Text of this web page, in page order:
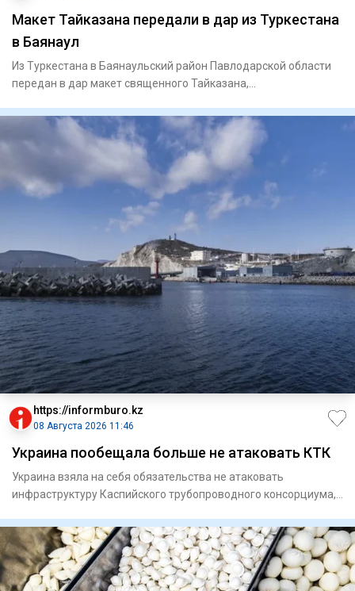
Макет Тайказана передали в дар из Туркестана
в Баянаул
Из Туркестана в Баянаульский район Павлодарской области
передан в дар макет священного Тайказана,
https://informburo.kz
08 Августа 2026 11:46
Украина пообещала больше не атаковать КТК
Украина взяла на себя обязательства не атаковать
инфраструктуру Каспийского трубопроводного консорциума,